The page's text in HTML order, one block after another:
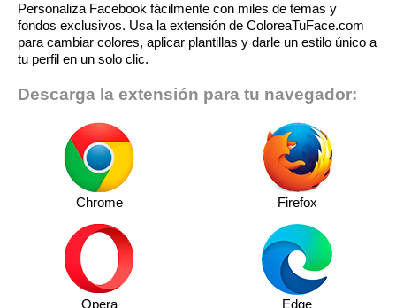
Personaliza Facebook fácilmente con miles de temas y
fondos exclusivos. Usa la extensión de ColoreaTuFace.com
para cambiar colores, aplicar plantillas y darle un estilo único a
tu perfil en un solo clic.
Descarga la extensión para tu navegador:
Chrome Firefox
Opera Edge